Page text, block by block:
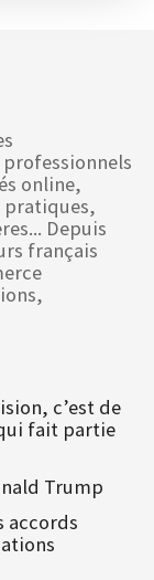
online,
pratiques,
Depuis
français
c’est de
fait partie
Trump
accords